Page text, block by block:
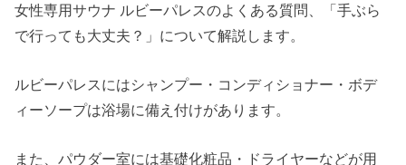
女性専用サウナ ルビーパレスのよくある質問、「手ぶら
で行っても大丈夫？」について解説します。
ルビーパレスにはシャンプー・コンディショナー・ボデ
ィーソープは浴場に備え付けがあります。
また、パウダー室には基礎化粧品・ドライヤーなどが用